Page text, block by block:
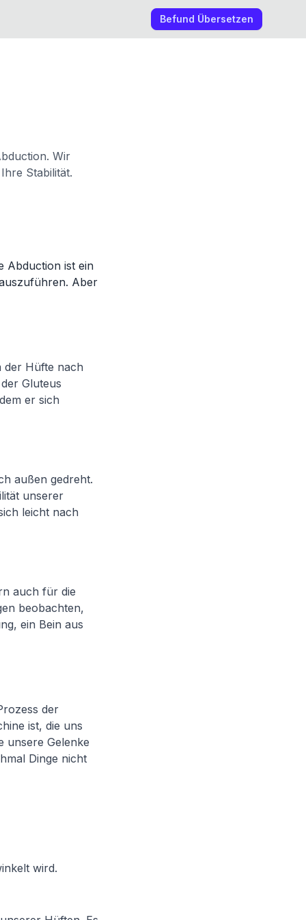
Befund Übersetzen
Wir
Stabilität.
Abduction ist ein
Aber
der Hüfte nach
Gluteus
er sich
außen gedreht.
unserer
leicht nach
auch für die
beobachten,
ein Bein aus
der
ist, die uns
unsere Gelenke
Dinge nicht
wird.